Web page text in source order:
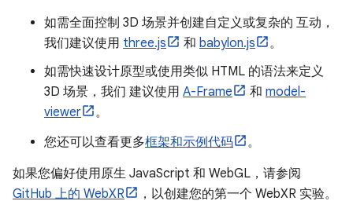
如需全面控制 3D 场景并创建自定义或复杂的 互动，
我们建议使用 three.js 和 babylon.js
。
如需快速设计原型或使用类似 HTML 的语法来定义
3D 场景，我们 建议使用 A-Frame 和 model-
viewer
。
您还可以查看更多框架和示例代码
。
如果您偏好使用原生 JavaScript 和 WebGL，请参阅
GitHub 上的 WebXR
，以创建您的第一个 WebXR 实验。